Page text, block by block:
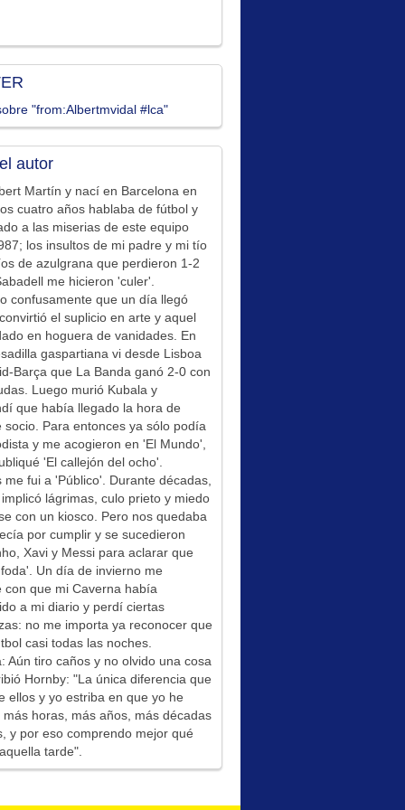
"from:Albertmvidal #lca"
autor
Martín y nací en Barcelona en
cuatro años hablaba de fútbol y
a las miserias de este equipo
los insultos de mi padre y mi tío
de azulgrana que perdieron 1-2
me hicieron 'culer'.
confusamente que un día llegó
el suplicio en arte y aquel
en hoguera de vanidades. En
gaspartiana vi desde Lisboa
Barça que La Banda ganó 2-0 con
Luego murió Kubala y
que había llegado la hora de
socio. Para entonces ya sólo podía
y me acogieron en 'El Mundo',
'El callejón del ocho'.
me fui a 'Público'. Durante décadas,
lágrimas, culo prieto y miedo
con un kiosco. Pero nos quedaba
por cumplir y se sucedieron
Xavi y Messi para aclarar que
Un día de invierno me
con que mi Caverna había
a mi diario y perdí ciertas
no me importa ya reconocer que
casi todas las noches.
Aún tiro caños y no olvido una cosa
Hornby: "La única diferencia que
ellos y yo estriba en que yo he
más horas, más años, más décadas
y por eso comprendo mejor qué
tarde".